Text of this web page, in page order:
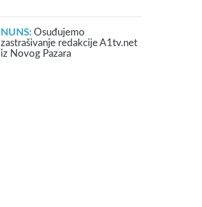
NUNS: Osuđujemo
zastrašivanje redakcije A1tv.net
iz Novog Pazara